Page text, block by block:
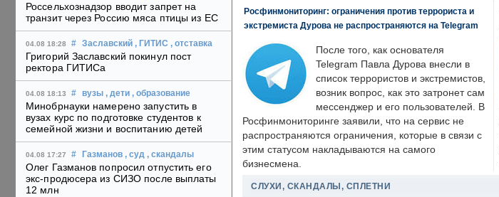
Россельхознадзор вводит запрет на
транзит через Россию мяса птицы из ЕС
04.08 18:28 # Заславский , ГИТИС , отставка
Григорий Заславский покинул пост
ректора ГИТИСа
04.08 18:13 # вузы , дети , образование
Минобрнауки намерено запустить в
вузах курс по подготовке студентов к
семейной жизни и воспитанию детей
04.08 17:27 # Газманов , суд , скандалы
Олег Газманов попросил отпустить его
экс-продюсера из СИЗО после выплаты
12 млн
Росфинмониторинг: ограничения против террориста и
экстремиста Дурова не распространяются на Telegram
После того, как основателя
Telegram Павла Дурова внесли в
список террористов и экстремистов,
возник вопрос, как это затронет сам
мессенджер и его пользователей. В
Росфинмониторинге заявили, что на сервис не
распространяются ограничения, которые в связи с
этим статусом накладываются на самого
бизнесмена.
СЛУХИ, СКАНДАЛЫ, СПЛЕТНИ